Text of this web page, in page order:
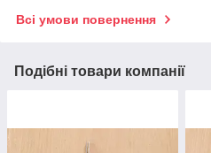
Всі умови повернення
Подібні товари компанії